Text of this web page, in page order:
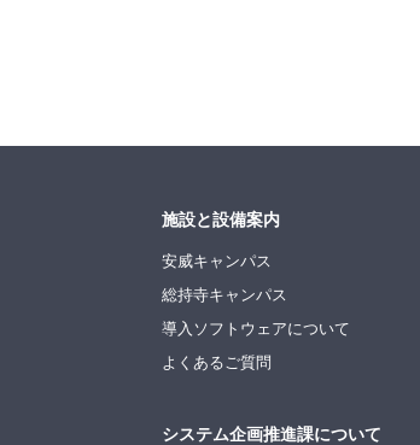
施設と設備案内
安威キャンパス
総持寺キャンパス
導入ソフトウェアについて
よくあるご質問
システム企画推進課について